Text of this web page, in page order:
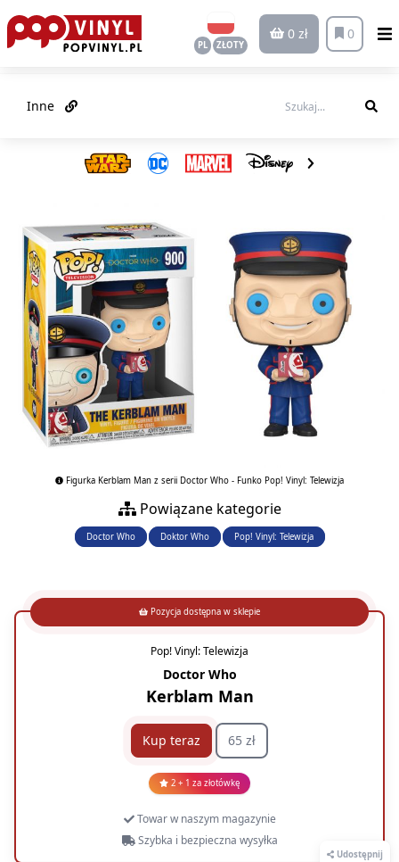
PL ZŁOTY
0 zł 0
Inne
Figurka Kerblam Man z serii Doctor Who - Funko Pop! Vinyl: Telewizja
Powiązane kategorie
Doctor Who Doktor Who Pop! Vinyl: Telewizja
Udostępnij
Pozycja dostępna w sklepie
Pop! Vinyl: Telewizja
Doctor Who
Kerblam Man
Kup teraz 65 zł
2 + 1 za złotówkę
Towar w naszym magazynie
Szybka i bezpieczna wysyłka